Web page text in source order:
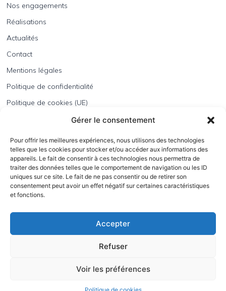
Gérer le consentement
Pour offrir les meilleures expériences, nous utilisons des technologies
telles que les cookies pour stocker et/ou accéder aux informations des
appareils. Le fait de consentir à ces technologies nous permettra de
traiter des données telles que le comportement de navigation ou les ID
uniques sur ce site. Le fait de ne pas consentir ou de retirer son
consentement peut avoir un effet négatif sur certaines caractéristiques
et fonctions.
Accepter
Refuser
Voir les préférences
Nos engagements
Réalisations
Actualités
Contact
Mentions légales
Politique de confidentialité
Politique de cookies (UE)
BATEC Lorraine est une entreprise spécialisée dans
l’étanchéité, le bardage, l’entretien des toitures terrasses
et la pose de panneaux photovoltaïques.
Depuis 2007, nous mettons notre expertise au service de la
performance énergétique et de la durabilité des bâtiments, qu’ils
soient neufs ou en rénovation.
Notre équipe qualifiée utilise des matériaux écologiques et des
interventions.
Nous nous engageons également à respecter les normes en
vigueur, tout en favorisant des pratiques écoresponsables.
© 2024 SAS au capital de 100 000 € | SIRET : 497 771 741 00020 |